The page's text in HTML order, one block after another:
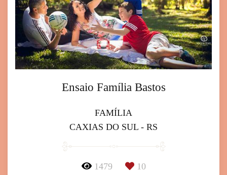
Ensaio Família Bastos
FAMÍLIA
CAXIAS DO SUL - RS
1479 10